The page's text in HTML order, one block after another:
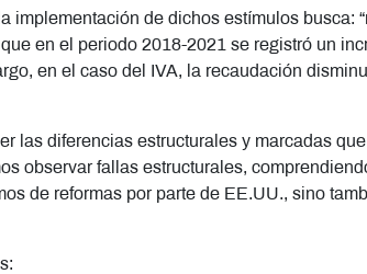
de dichos estímulos busca:
en el periodo 2018-2021 se registró un
en el caso del IVA, la recaudación
las diferencias estructurales y marcadas
observar fallas estructurales,
de reformas por parte de EE.UU., sino